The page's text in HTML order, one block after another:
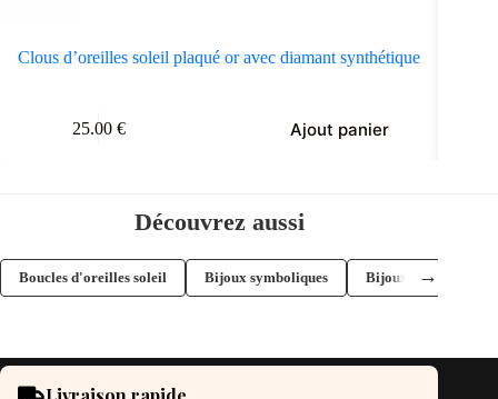
Clous d’oreilles soleil plaqué or avec diamant synthétique
25.00 € Ajout panier
Découvrez aussi
Boucles d'oreilles soleil Bijoux symboliques Bijoux célestes
→